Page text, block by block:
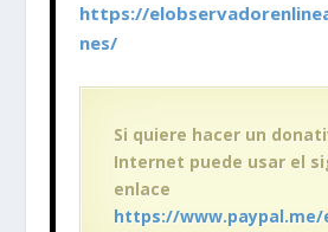
https://
nes/
Si quiere hacer un
Internet puede usar el
enlace
https://www.paypal.me/